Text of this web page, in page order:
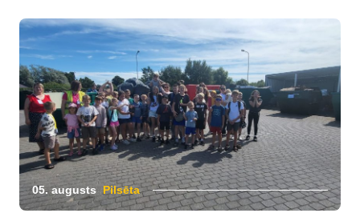
05. augusts Pilsēta